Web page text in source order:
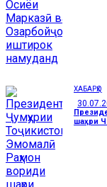
ХАБАРҲО
шаҳри